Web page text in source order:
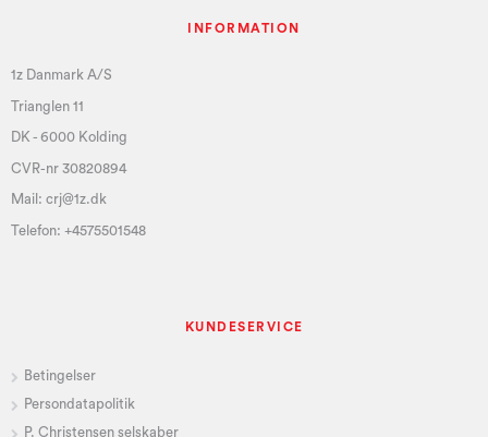
INFORMATION
1z Danmark A/S
Trianglen 11
DK - 6000 Kolding
CVR-nr 30820894
Mail: crj@1z.dk
Telefon: +4575501548
KUNDESERVICE
Betingelser
Persondatapolitik
P. Christensen selskaber